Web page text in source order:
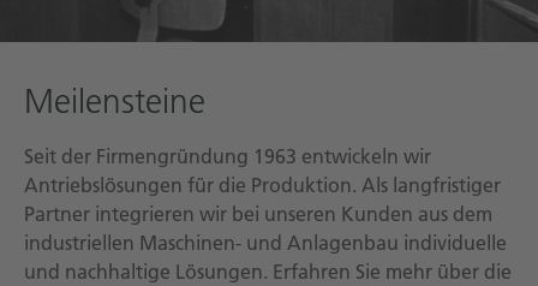
Meilensteine
Seit der Firmengründung 1963 entwickeln wir
Antriebslösungen für die Produktion. Als langfristiger
Partner integrieren wir bei unseren Kunden aus dem
industriellen Maschinen- und Anlagenbau individuelle
und nachhaltige Lösungen. Erfahren Sie mehr über die